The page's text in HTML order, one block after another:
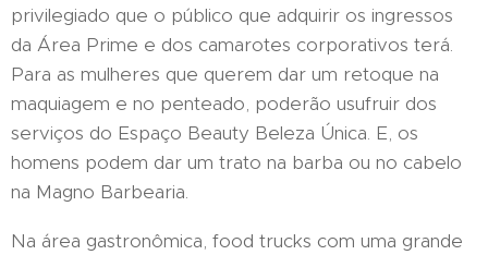
privilegiado que o público que adquirir os ingressos
da Área Prime e dos camarotes corporativos terá.
Para as mulheres que querem dar um retoque na
maquiagem e no penteado, poderão usufruir dos
serviços do Espaço Beauty Beleza Única. E, os
homens podem dar um trato na barba ou no cabelo
na Magno Barbearia.
Na área gastronômica, food trucks com uma grande